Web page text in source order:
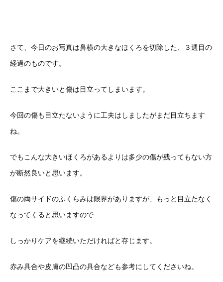
さて、今日のお写真は鼻横の大きなほくろを切除した、３週目の
経過のものです。
ここまで大きいと傷は目立ってしまいます。
今回の傷も目立たないように工夫はしましたがまだ目立ちます
ね。
でもこんな大きいほくろがあるよりは多少の傷が残ってもない方
が断然良いと思います。
傷の両サイドのふくらみは限界がありますが、もっと目立たなく
なってくると思いますので
しっかりケアを継続いただければと存じます。
赤み具合や皮膚の凹凸の具合なども参考にしてくださいね。